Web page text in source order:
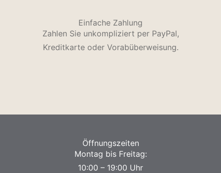
Einfache Zahlung
Zahlen Sie unkompliziert per PayPal,
Kreditkarte oder Vorabüberweisung.
Öffnungszeiten
Montag bis Freitag:
10:00 – 19:00 Uhr